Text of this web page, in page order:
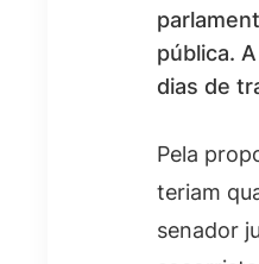
pública.
dias de
Pela
teriam
senador